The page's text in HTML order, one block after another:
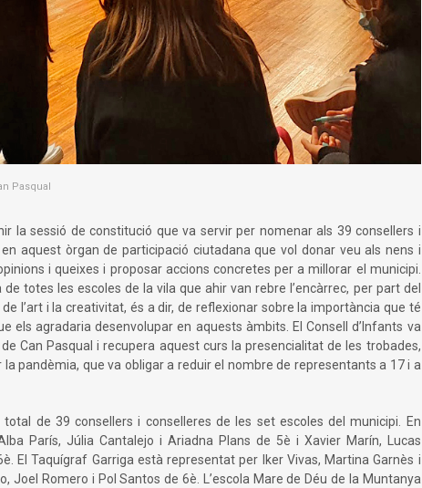
Pasqual
la sessió de constitució que va servir per nomenar als 39 consellers i
aquest òrgan de participació ciutadana que vol donar veu als nens i
i queixes i proposar accions concretes per a millorar el municipi.
totes les escoles de la vila que ahir van rebre l’encàrrec, per part del
l’art i la creativitat, és a dir, de reflexionar sobre la importància que té
els agradaria desenvolupar en aquests àmbits. El Consell d’Infants va
Can Pasqual i recupera aquest curs la presencialitat de les trobades,
pandèmia, que va obligar a reduir el nombre de representants a 17 i a
de 39 consellers i conselleres de les set escoles del municipi. En
París, Júlia Cantalejo i Ariadna Plans de 5è i Xavier Marín, Lucas
El Taquígraf Garriga està representat per Iker Vivas, Martina Garnès i
Joel Romero i Pol Santos de 6è. L’escola Mare de Déu de la Muntanya